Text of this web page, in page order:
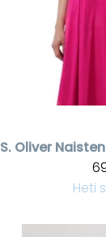
S. Oliver
Heti